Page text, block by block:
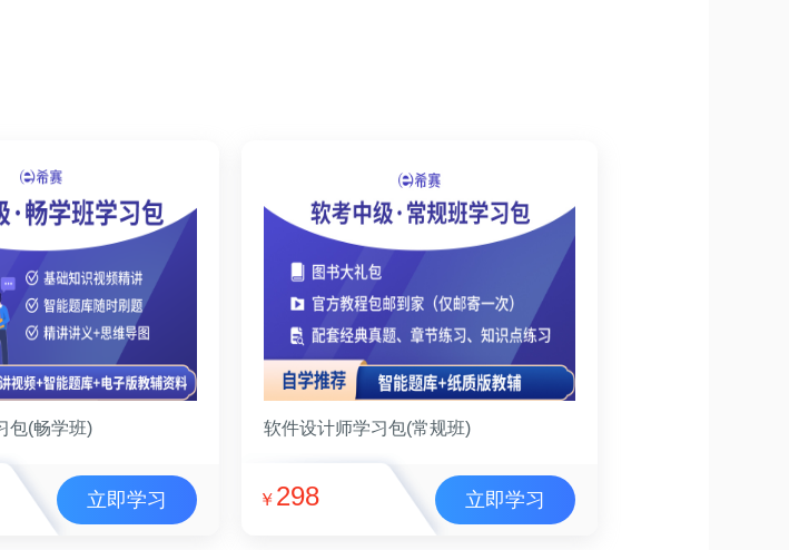
包(畅学班)
立即学习
软件设计师学习包(常规班)
￥ 298 立即学习